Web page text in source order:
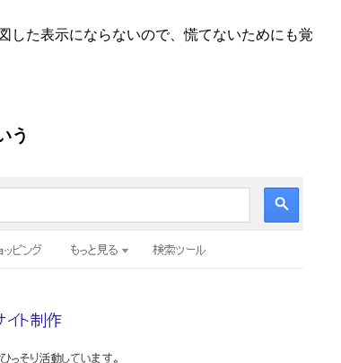
した表示にならないので、慌てないためにも覚
う